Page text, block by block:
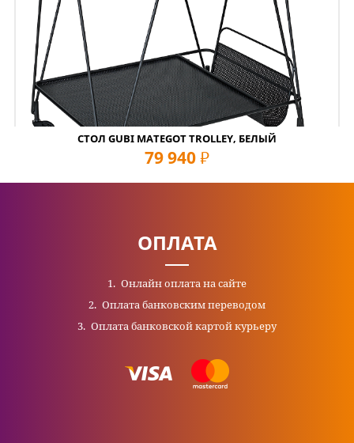
СТОЛ GUBI MATEGOT TROLLEY, БЕЛЫЙ
79 940 руб
ОПЛАТА
Онлайн оплата на сайте
Оплата банковским переводом
Оплата банковской картой курьеру